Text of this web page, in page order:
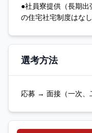
●社員寮提供（長期
の住宅社宅制度はなし
選考方法
応募 → 面接（一次